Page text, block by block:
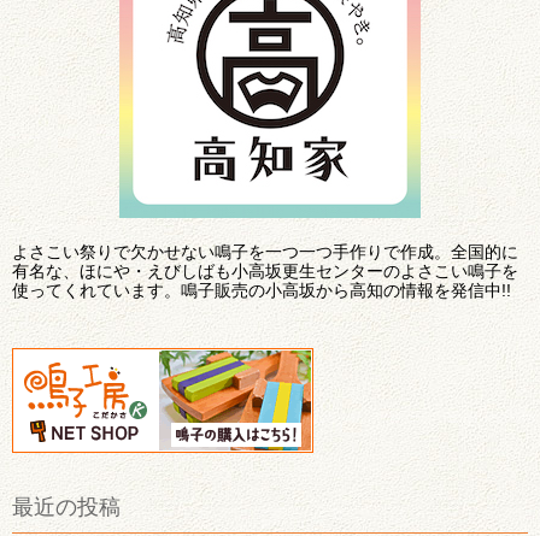
よさこい祭りで欠かせない鳴子を一つ一つ手作りで作成。全国的に
有名な、ほにや・えびしばも小高坂更生センターのよさこい鳴子を
使ってくれています。鳴子販売の小高坂から高知の情報を発信中!!
最近の投稿